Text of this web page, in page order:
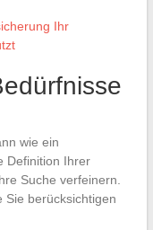
Ihr
wie ein
Definition Ihrer
Suche verfeinern.
Sie berücksichtigen